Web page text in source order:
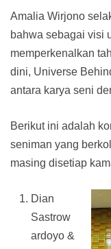
Amalia Wirjono
bahwa sebagai visi
memperkenalkan
dini, Universe
antara karya seni
Berikut ini adalah
seniman yang
masing disetiap
Dian
Sastrow
ardoyo &